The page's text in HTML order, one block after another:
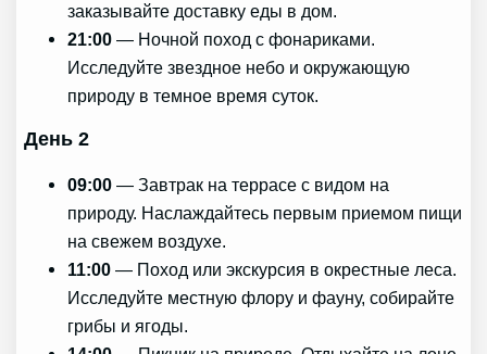
заказывайте доставку еды в дом.
21:00 — Ночной поход с фонариками.
Исследуйте звездное небо и окружающую
природу в темное время суток.
День 2
09:00 — Завтрак на террасе с видом на
природу. Наслаждайтесь первым приемом пищи
на свежем воздухе.
11:00 — Поход или экскурсия в окрестные леса.
Исследуйте местную флору и фауну, собирайте
грибы и ягоды.